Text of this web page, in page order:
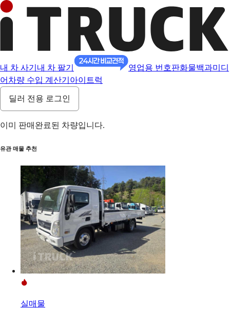
내 차 사기 내 차 팔기 영업용 번호판화물백과미디
어 차량 수입 계산기 아이트럭
딜러 전용 로그인
이미 판매완료된 차량입니다.
유관 매물 추천
실매물